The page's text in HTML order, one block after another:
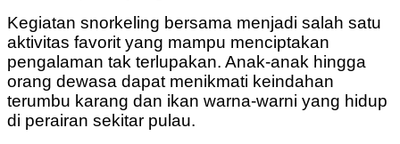
Kegiatan snorkeling bersama menjadi salah satu
aktivitas favorit yang mampu menciptakan
pengalaman tak terlupakan. Anak-anak hingga
orang dewasa dapat menikmati keindahan
terumbu karang dan ikan warna-warni yang hidup
di perairan sekitar pulau.